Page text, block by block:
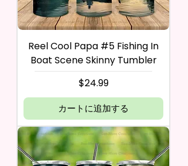
Reel Cool Papa #5 Fishing In
Boat Scene Skinny Tumbler
価格
$24.99
カートに追加する